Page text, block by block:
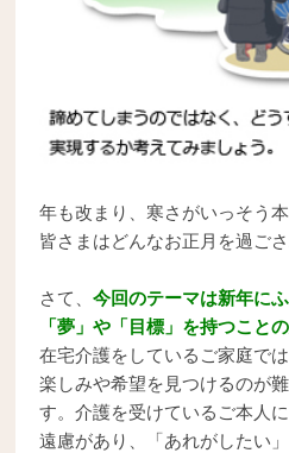
年も改まり、寒さがいっそう
皆さまはどんなお正月を過ご
さて、今回のテーマは新年に
「夢」や「目標」を持つこと
在宅介護をしているご家庭で
楽しみや希望を見つけるのが
す。介護を受けているご本人
遠慮があり、「あれがしたい